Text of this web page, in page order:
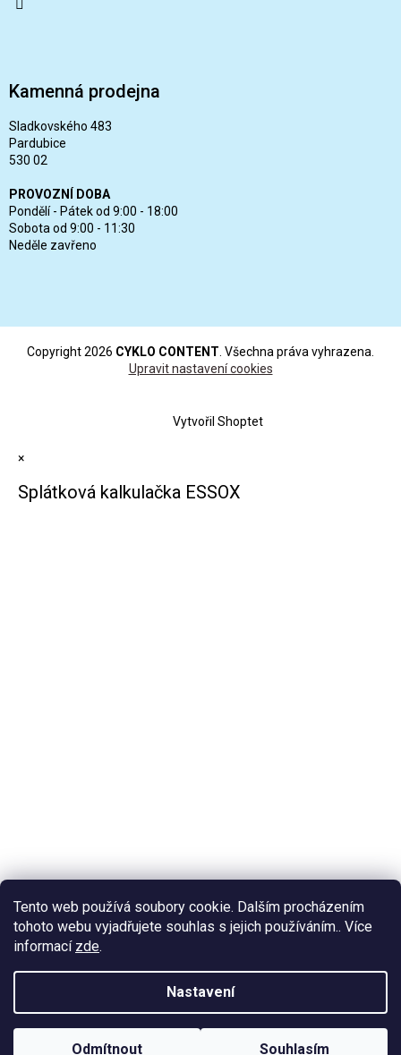
Tento web používá soubory cookie. Dalším procházením
tohoto webu vyjadřujete souhlas s jejich používáním.. Více
informací zde.
Nastavení
Odmítnout Souhlasím
Kamenná prodejna
Sladkovského 483
Pardubice
530 02
PROVOZNÍ DOBA
Pondělí - Pátek od 9:00 - 18:00
Sobota od 9:00 - 11:30
Neděle zavřeno
Vytvořil Shoptet
Copyright 2026 CYKLO CONTENT . Všechna práva vyhrazena.
Upravit nastavení cookies
×
Splátková kalkulačka ESSOX